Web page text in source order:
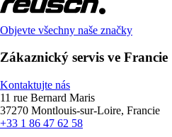
Objevte všechny naše značky
Zákaznický servis ve Francie
Kontaktujte nás
11 rue Bernard Maris
37270 Montlouis-sur-Loire, Francie
+33 1 86 47 62 58